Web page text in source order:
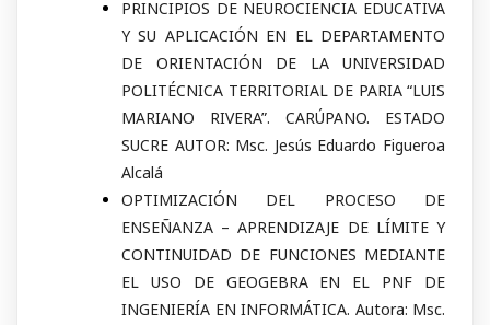
PRINCIPIOS DE NEUROCIENCIA EDUCATIVA
Y SU APLICACIÓN EN EL DEPARTAMENTO
DE ORIENTACIÓN DE LA UNIVERSIDAD
POLITÉCNICA TERRITORIAL DE PARIA “LUIS
MARIANO RIVERA”. CARÚPANO. ESTADO
SUCRE AUTOR: Msc. Jesús Eduardo Figueroa
Alcalá
OPTIMIZACIÓN DEL PROCESO DE
ENSEÑANZA – APRENDIZAJE DE LÍMITE Y
CONTINUIDAD DE FUNCIONES MEDIANTE
EL USO DE GEOGEBRA EN EL PNF DE
INGENIERÍA EN INFORMÁTICA. Autora: Msc.